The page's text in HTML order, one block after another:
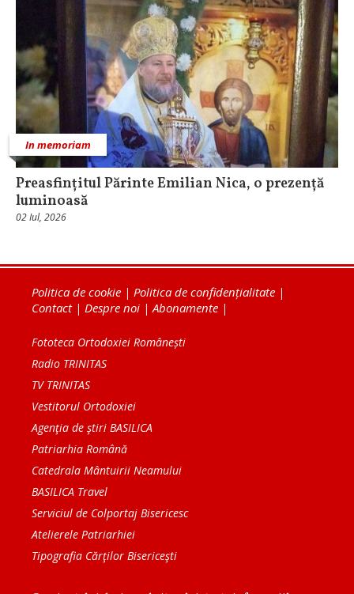
In memoriam
Preasfințitul Părinte Emilian Nica, o prezență
luminoasă
02 Iul, 2026
Politica de cookie | Politica de confidențialitate |
Contact| Despre noi |Abonamente |
Fototeca Ortodoxiei Românești
Radio TRINITAS
TV TRINITAS
Vestitorul Ortodoxiei
Agenţia de ştiri BASILICA
Patriarhia Română
Catedrala Mântuirii Neamului
BASILICA Travel
Serviciul de Colportaj Bisericesc
Atelierele Patriarhiei
Tipografia Cărţilor Bisericeşti